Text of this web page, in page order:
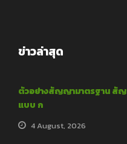
ข่าวล่าสุด
ตัวอย่างสัญญามาตรฐาน สัญ
แบบ ก
4 August, 2026